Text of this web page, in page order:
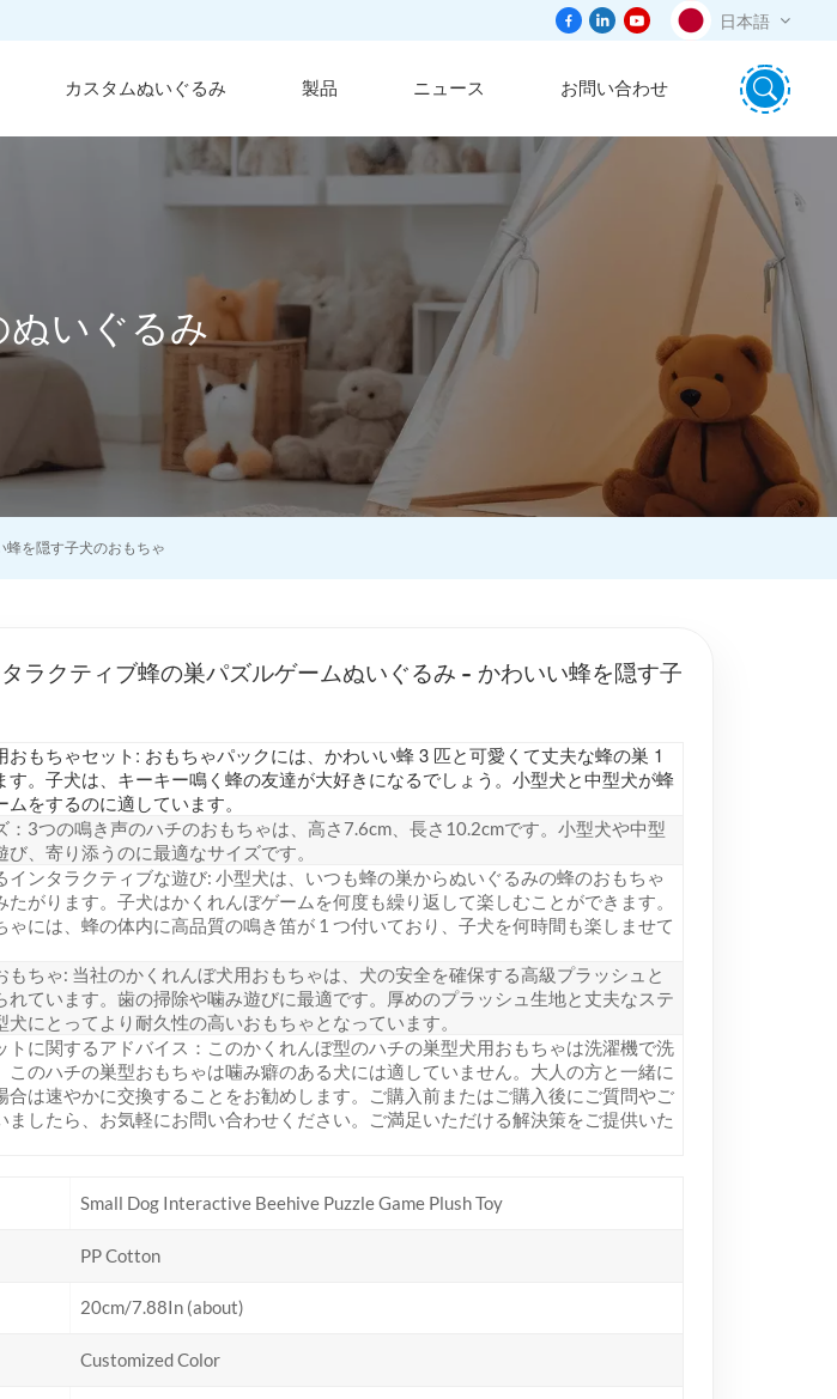
日本語
português
español
русский
カスタムぬいぐるみ 製品 ニュース お問い合わせ
ぬいぐるみ
蜂を隠す子犬のおもちゃ
ラクティブ蜂の巣パズルゲームぬいぐるみ - かわいい蜂を隠す子
おもちゃセット: おもちゃパックには、かわいい蜂 3 匹と可愛くて丈夫な蜂の巣 1
す。子犬は、キーキー鳴く蜂の友達が大好きになるでしょう。小型犬と中型犬が蜂
をするのに適しています。
：3つの鳴き声のハチのおもちゃは、高さ7.6cm、長さ10.2cmです。小型犬や中型
び、寄り添うのに最適なサイズです。
インタラクティブな遊び: 小型犬は、いつも蜂の巣からぬいぐるみの蜂のおもちゃ
たがります。子犬はかくれんぼゲームを何度も繰り返して楽しむことができます。
ゃには、蜂の体内に高品質の鳴き笛が 1 つ付いており、子犬を何時間も楽しませて
もちゃ: 当社のかくれんぼ犬用おもちゃは、犬の安全を確保する高級プラッシュと
れています。歯の掃除や噛み遊びに最適です。厚めのプラッシュ生地と丈夫なステ
犬にとってより耐久性の高いおもちゃとなっています。
トに関するアドバイス：このかくれんぼ型のハチの巣型犬用おもちゃは洗濯機で洗
このハチの巣型おもちゃは噛み癖のある犬には適していません。大人の方と一緒に
合は速やかに交換することをお勧めします。ご購入前またはご購入後にご質問やご
ましたら、お気軽にお問い合わせください。ご満足いただける解決策をご提供いた
Small Dog Interactive Beehive Puzzle Game Plush Toy
PP Cotton
20cm/7.88In (about)
Customized Color